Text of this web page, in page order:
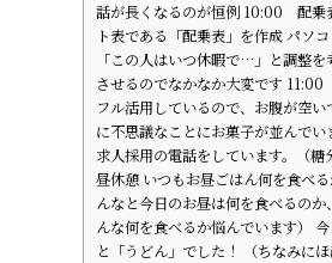
話が長くなるのが恒例 10:00 配乗
ト表である「配乗表」を作成 パソ
「この人はいつ休暇で…」と調整
させるのでなかなか大変です
フル活用しているので、お腹が空
に不思議なことにお菓子が並んでい
求人採用の電話をしています。（
昼休憩 いつもお昼ごはん何を食べ
んなと今日のお昼は何を食べるの
んな何を食べるか悩んでいます）
と「うどん」でした！ （ちなみに